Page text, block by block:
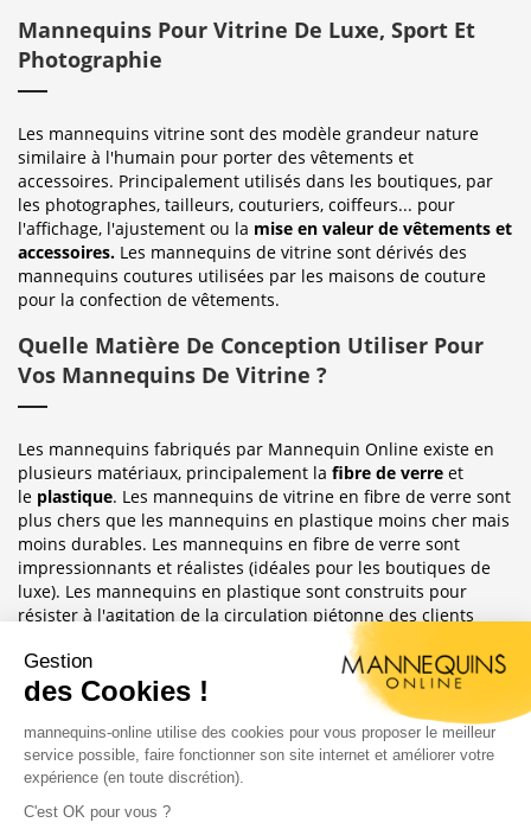
Mannequins Pour Vitrine De Luxe, Sport Et
Photographie
Les mannequins vitrine sont des modèle grandeur nature
similaire à l'humain pour porter des vêtements et
accessoires. Principalement utilisés dans les boutiques, par
les photographes, tailleurs, couturiers, coiffeurs... pour
l'affichage, l'ajustement ou la mise en valeur de vêtements et
accessoires. Les mannequins de vitrine sont dérivés des
mannequins coutures utilisées par les maisons de couture
pour la confection de vêtements.
Quelle Matière De Conception Utiliser Pour
Vos Mannequins De Vitrine ?
Les mannequins fabriqués par Mannequin Online existe en
plusieurs matériaux, principalement la fibre de verre et
le plastique. Les mannequins de vitrine en fibre de verre sont
plus chers que les mannequins en plastique moins cher mais
moins durables. Les mannequins en fibre de verre sont
impressionnants et réalistes (idéales pour les boutiques de
luxe). Les mannequins en plastique sont construits pour
résister à l'agitation de la circulation piétonne des clients
habituellement observée dans le magasin où ils sont placés.
Sublimez Vos Boutiques, Vitrines Et
Les mannequins sont idéales pour les magasins de détail, en
étalages de magasin ou décoration de vitrine. Ils ont